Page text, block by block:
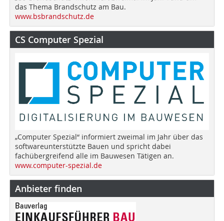
das Thema Brandschutz am Bau.
www.bsbrandschutz.de
CS Computer Spezial
„Computer Spezial“ informiert zweimal im Jahr über das
softwareunterstützte Bauen und spricht dabei
fachübergreifend alle im Bauwesen Tätigen an.
www.computer-spezial.de
Anbieter finden